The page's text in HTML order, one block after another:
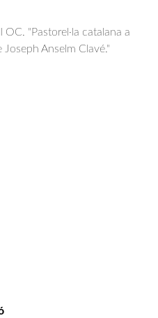
"Pastorel·la catalana a
Anselm Clavé."